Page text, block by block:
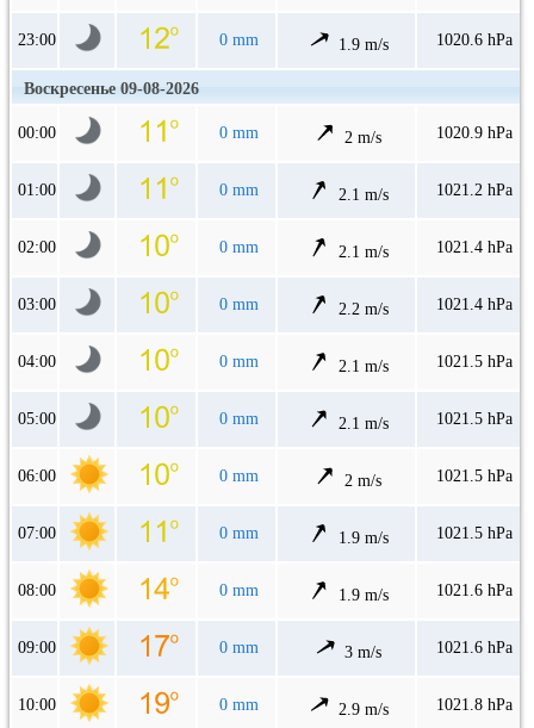
23:00 0 mm 1.9 m/s 1020.6 hPa
Воскресенье 09-08-2026
00:00 0 mm 2 m/s 1020.9 hPa
01:00 0 mm 2.1 m/s 1021.2 hPa
02:00 0 mm 2.1 m/s 1021.4 hPa
03:00 0 mm 2.2 m/s 1021.4 hPa
04:00 0 mm 2.1 m/s 1021.5 hPa
05:00 0 mm 2.1 m/s 1021.5 hPa
06:00 0 mm 2 m/s 1021.5 hPa
07:00 0 mm 1.9 m/s 1021.5 hPa
08:00 0 mm 1.9 m/s 1021.6 hPa
09:00 0 mm 3 m/s 1021.6 hPa
10:00 0 mm 2.9 m/s 1021.8 hPa